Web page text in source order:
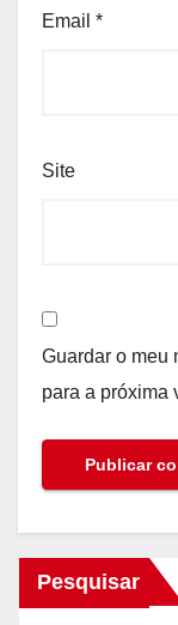
Email *
Site
Guardar o meu
para a próxima
Pesquisar